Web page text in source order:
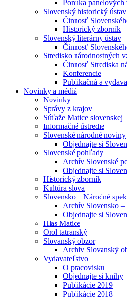
Ponuka panelových
Slovenský historický ústav
Činnosť
Historický zborník
Slovenský literárny ústav
Činnosť
Stredisko národnostných
Činnosť Strediska
Konferencie
Publikačná a
Novinky a médiá
Novinky
Správy z krajov
Súťaže Matice slovenskej
Informačné ústredie
Slovenské národné noviny
Objednajte si
Slovenské pohľady
Archív Slovenské
Objednajte si
Historický zborník
Kultúra slova
Slovensko – Národné
Archív Slovensko –
Objednajte si
Hlas Matice
Orol tatranský
Slovanský obzor
Archív Slovanský
Vydavateľstvo
O pracovisku
Objednajte si knihy
Publikácie 2019
Publikácie 2018